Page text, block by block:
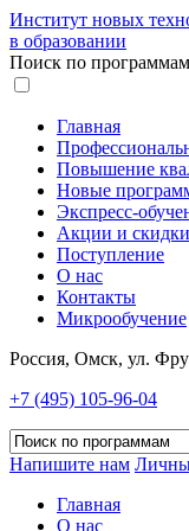
Институт новых
в образовании
Поиск по программам
Главная
Повышение
Новые
Экспресс-
Акции и скидки
Поступление
О нас
Контакты
Микрообучение
Россия, Омск, ул.
+7 (495) 105-96-04
Напишите нам
Главная
О нас